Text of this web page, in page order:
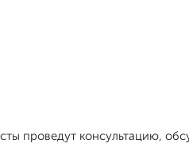
проведут консультацию,